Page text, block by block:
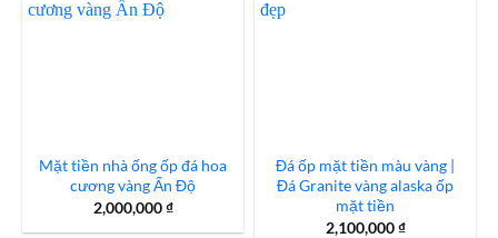
Mặt tiền nhà ống ốp đá hoa
cương vàng Ấn Độ
2,000,000₫
Đá ốp mặt tiền màu vàng |
Đá Granite vàng alaska ốp
mặt tiền
2,100,000₫